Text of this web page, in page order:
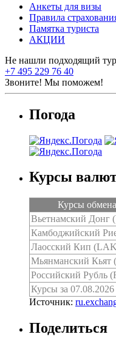
Анкеты для визы
Правила
Памятка туриста
АКЦИИ
Не нашли подходящий
+7 495 229 76 40
Звоните! Мы поможем!
Погода
Курсы
Курсы
Вьетнамский Донг
Камбоджийский
Лаосский Кип
Мьянманский Кьят
Российский Рубль
Курсы за 07.08.2026
Источник:
Поделиться